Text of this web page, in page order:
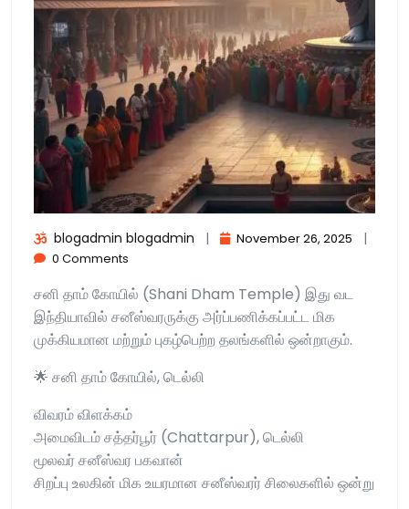
blogadmin blogadmin | November 26, 2025 |
0 Comments
சனி தாம் கோயில் (Shani Dham Temple) இது வட
இந்தியாவில் சனீஸ்வரருக்கு அர்ப்பணிக்கப்பட்ட மிக
முக்கியமான மற்றும் புகழ்பெற்ற தலங்களில் ஒன்றாகும்.
🌟 சனி தாம் கோயில், டெல்லி
விவரம் விளக்கம்
அமைவிடம் சத்தர்பூர் (Chattarpur), டெல்லி
மூலவர் சனீஸ்வர பகவான்
சிறப்பு உலகின் மிக உயரமான சனீஸ்வரர் சிலைகளில் ஒன்று